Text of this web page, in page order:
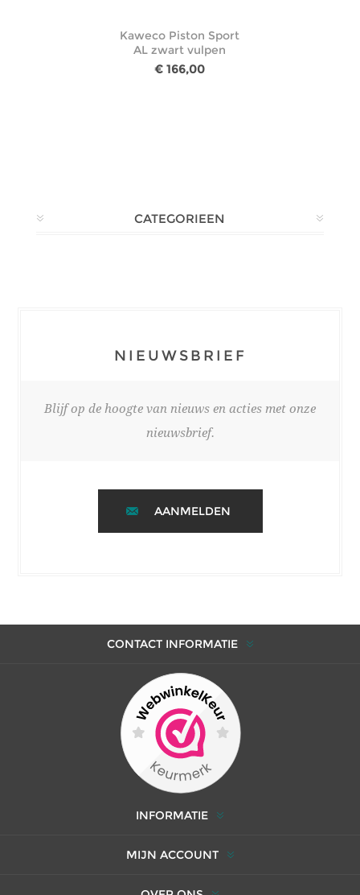
Kaweco Piston Sport
AL zwart vulpen
€ 166,00
CATEGORIEEN
NIEUWSBRIEF
Blijf op de hoogte van nieuws en acties met onze
nieuwsbrief.
AANMELDEN
CONTACT INFORMATIE
INFORMATIE
MIJN ACCOUNT